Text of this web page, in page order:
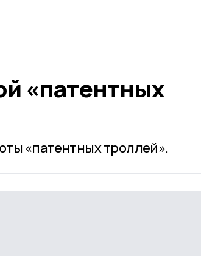
«патентных
«патентных троллей».